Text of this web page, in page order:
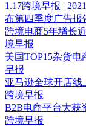
1.17跨境早报 |
布第四季度广告报
跨境电商5年增长
境早报
美国TOP15杂货电
早报
亚马逊全球开店线
跨境早报
B2B电商平台大获
跨境早报